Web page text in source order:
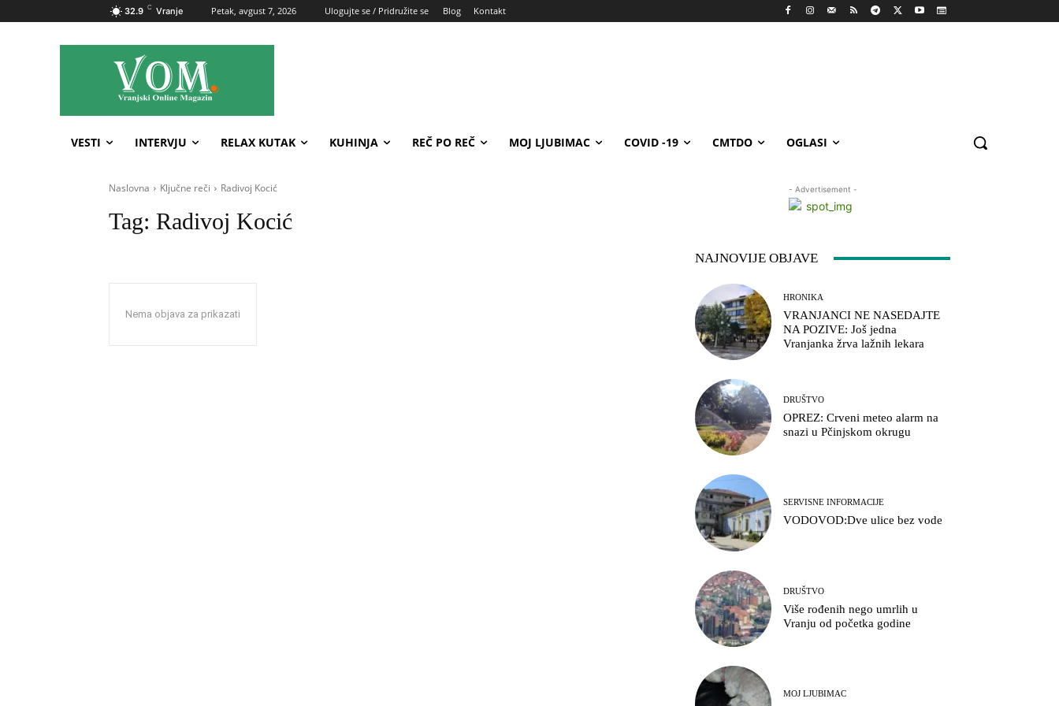
32.9 C Vranje Petak, avgust 7, 2026 Ulogujte se / Pridružite se Blog Kontakt
VESTI INTERVJU RELAX KUTAK KUHINJA REČ PO REČ MOJ LJUBIMAC COVID -19 CMTDO OGLASI
Naslovna Ključne reči Radivoj Kocić
Tag: Radivoj Kocić
Nema objava za prikazati
- Advertisement -
NAJNOVIJE OBJAVE
HRONIKA
VRANJANCI NE NASEDAJTE
NA POZIVE: Još jedna
Vranjanka žrva lažnih lekara
DRUŠTVO
OPREZ: Crveni meteo alarm na
snazi u Pčinjskom okrugu
SERVISNE INFORMACIJE
VODOVOD:Dve ulice bez vode
DRUŠTVO
Više rođenih nego umrlih u
Vranju od početka godine
MOJ LJUBIMAC